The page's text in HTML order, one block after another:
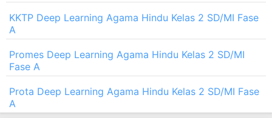
KKTP Deep Learning Agama Hindu Kelas 2 SD/MI Fase
A
Promes Deep Learning Agama Hindu Kelas 2 SD/MI
Fase A
Prota Deep Learning Agama Hindu Kelas 2 SD/MI Fase
A